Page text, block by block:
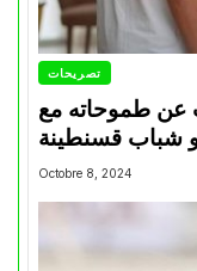
تصريحات
عن طموحاته مع
و شباب قسنطينة
Octobre 8, 2024